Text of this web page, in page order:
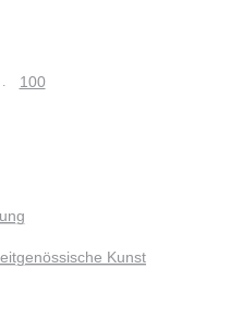
100
Kunst